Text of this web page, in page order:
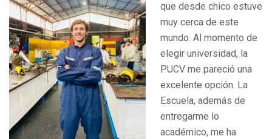
que desde chico estuve
muy cerca de este
mundo. Al momento de
elegir universidad, la
PUCV me pareció una
excelente opción. La
Escuela, además de
entregarme lo
académico, me ha